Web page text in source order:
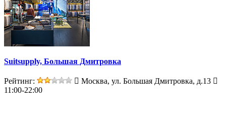
Suitsupply, Большая Дмитровка
Рейтинг:
Москва, ул. Большая Дмитровка, д.13
11:00-22:00